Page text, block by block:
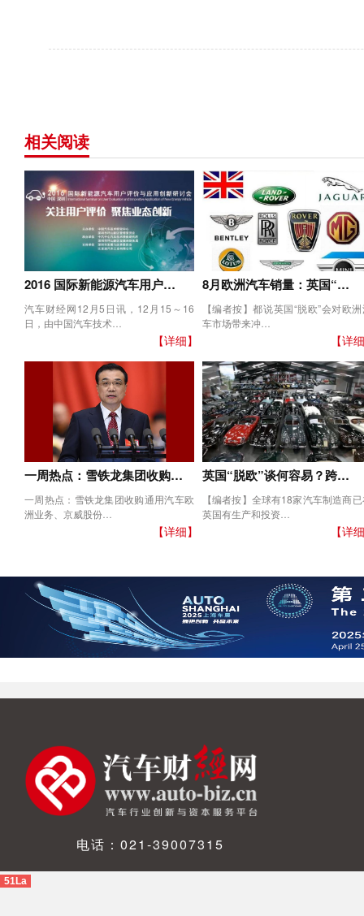
相关阅读
2016 国际新能源汽车用户…
汽车财经网12月5日讯，12月15～16
日，由中国汽车技术…
【详细】
8月欧洲汽车销量：英国“…
【编者按】都说英国“脱欧”会对欧
车市场带来冲…
【详
一周热点：雪铁龙集团收购…
一周热点：雪铁龙集团收购通用汽车欧
洲业务、京威股份…
【详细】
英国“脱欧”谈何容易？跨…
【编者按】全球有18家汽车制造商
英国有生产和投资…
【详
电话：021-39007315
51La